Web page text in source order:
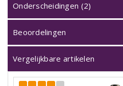
Onderscheidingen (2)
Beoordelingen
Vergelijkbare artikelen